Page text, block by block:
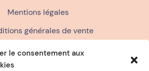
le consentement aux
Mentions légales
générales de vente
de confidentialité